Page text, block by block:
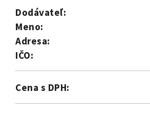
Dodávateľ:
Meno:
Adresa:
IČO:
Cena s DPH: